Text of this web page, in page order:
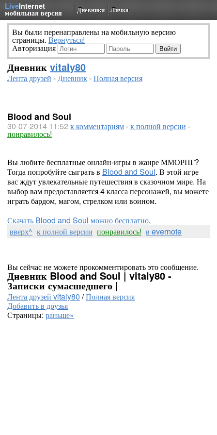
LiveInternet
мобильная версия Дневники Личка
Вы были перенаправлены на мобильную версию
страницы. Вернуться!
Авторизация
Дневник vitaly80
Лента друзей -Дневник-Полная версия
Blood and Soul
30-07-2014 11:52 к комментариям-к полной версии -
понравилось!
Вы любите бесплатные онлайн-игры в жанре ММОРПГ?
Тогда попробуйте сыграть в Blood and Soul. В этой игре
вас ждут увлекательные путешествия в сказочном мире. На
выбор вам предоставляется 4 класса персонажей, вы можете
играть бардом, магом, стрелком или воином.
Скачать Blood and Soul можно бесплатно.
вверх^ к полной версии понравилось! в evernote
Вы сейчас не можете прокомментировать это сообщение.
Дневник Blood and Soul | vitaly80 -
Записки сумасшедшего |
Лента друзей vitaly80 /Полная версия
Добавить в друзья
Страницы: раньше»